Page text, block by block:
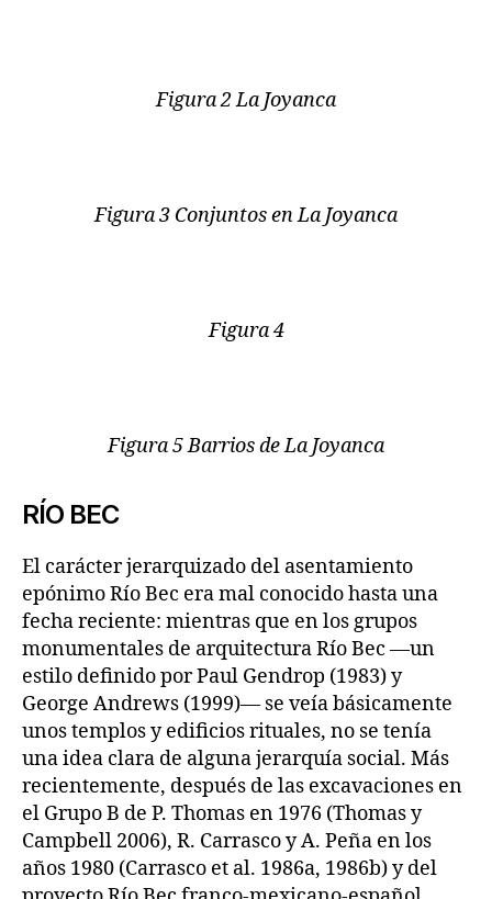
Figura 2 La Joyanca
Figura 3 Conjuntos en La Joyanca
Figura 4
Figura 5 Barrios de La Joyanca
RÍO BEC
El carácter jerarquizado del asentamiento
epónimo Río Bec era mal conocido hasta una
fecha reciente: mientras que en los grupos
monumentales de arquitectura Río Bec —un
estilo definido por Paul Gendrop (1983) y
George Andrews (1999)— se veía básicamente
unos templos y edificios rituales, no se tenía
una idea clara de alguna jerarquía social. Más
recientemente, después de las excavaciones en
el Grupo B de P. Thomas en 1976 (Thomas y
Campbell 2006), R. Carrasco y A. Peña en los
años 1980 (Carrasco et al. 1986a, 1986b) y del